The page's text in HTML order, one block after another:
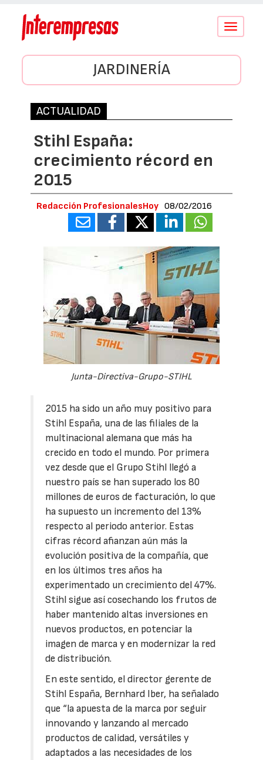
Conmutar
JARDINERÍA
ACTUALIDAD
Stihl España:
crecimiento récord en
2015
Redacción ProfesionalesHoy 08/02/2016
Junta-Directiva-Grupo-STIHL
2015 ha sido un año muy positivo para
Stihl España, una de las filiales de la
multinacional alemana que más ha
crecido en todo el mundo. Por primera
vez desde que el Grupo Stihl llegó a
nuestro país se han superado los 80
millones de euros de facturación, lo que
ha supuesto un incremento del 13%
respecto al periodo anterior. Estas
cifras récord afianzan aún más la
evolución positiva de la compañía, que
en los últimos tres años ha
experimentado un crecimiento del 47%.
Stihl sigue así cosechando los frutos de
haber mantenido altas inversiones en
nuevos productos, en potenciar la
imagen de marca y en modernizar la red
de distribución.
En este sentido, el director gerente de
Stihl España, Bernhard Iber, ha señalado
que “la apuesta de la marca por seguir
innovando y lanzando al mercado
productos de calidad, versátiles y
adaptados a las necesidades de los